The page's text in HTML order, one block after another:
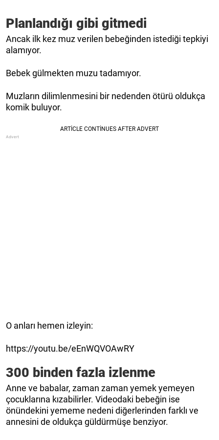
Planlandığı gibi gitmedi
Ancak ilk kez muz verilen bebeğinden istediği tepkiyi
alamıyor.
Bebek gülmekten muzu tadamıyor.
Muzların dilimlenmesini bir nedenden ötürü oldukça
komik buluyor.
O anları hemen izleyin:
https://youtu.be/eEnWQVOAwRY
300 binden fazla izlenme
Anne ve babalar, zaman zaman yemek yemeyen
çocuklarına kızabilirler. Videodaki bebeğin ise
önündekini yememe nedeni diğerlerinden farklı ve
annesini de oldukça güldürmüşe benziyor.